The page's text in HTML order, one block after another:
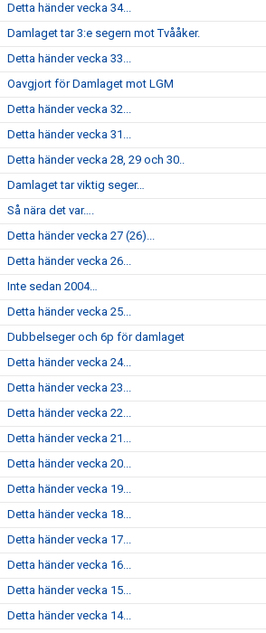
Detta händer vecka 34...
Damlaget tar 3:e segern mot Tvååker.
Detta händer vecka 33...
Oavgjort för Damlaget mot LGM
Detta händer vecka 32...
Detta händer vecka 31...
Detta händer vecka 28, 29 och 30..
Damlaget tar viktig seger…
Så nära det var….
Detta händer vecka 27 (26)...
Detta händer vecka 26...
Inte sedan 2004…
Detta händer vecka 25...
Dubbelseger och 6p för damlaget
Detta händer vecka 24...
Detta händer vecka 23...
Detta händer vecka 22...
Detta händer vecka 21...
Detta händer vecka 20...
Detta händer vecka 19...
Detta händer vecka 18...
Detta händer vecka 17...
Detta händer vecka 16...
Detta händer vecka 15...
Detta händer vecka 14...